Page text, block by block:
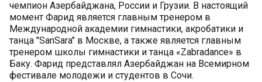
чемпион Азербайджана, России и Грузии. В настоящий
момент Фарид является главным тренером в
Международной академии гимнастики, акробатики и
танца "SanSara" в Москве, а также является главным
тренером школы гимнастики и танца «Zabradance» в
Баку. Фарид представлял Азербайджан на Всемирном
фестивале молодежи и студентов в Сочи.